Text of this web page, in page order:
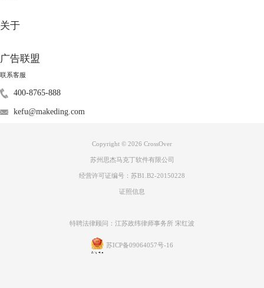
关于
广告联盟
联系客服
400-8765-888
kefu@makeding.com
Copyright © 2026 CrossOver
苏州思杰马克丁软件有限公司
经营许可证编号：苏B1.B2-20150228
证照信息
特聘法律顾问：江苏政纬律师事务所 宋红波
苏ICP备09064057号-16